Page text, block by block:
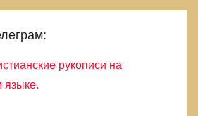
рукописи на
языке.